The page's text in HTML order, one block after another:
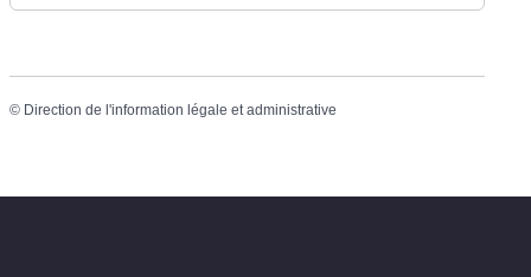
© Direction de l'information légale et administrative